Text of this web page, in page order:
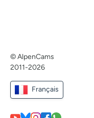
© AlpenCams
2011-2026
Français